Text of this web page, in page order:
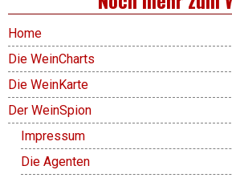
Home
Die WeinCharts
Die WeinKarte
Der WeinSpion
Impressum
Die Agenten